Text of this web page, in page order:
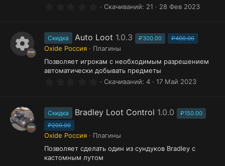
н
к
а
с
у
р
0
з
ё
з
д
Скачиваний 21 28 Фев 2023
н
к
а
Скидка Auto Loot 1.0.3 ₽300.00 ₽400.00
Oxide Россия
Плагины
Позволяет игрокам с необходимым разрешением
автоматически добывать предметы
0
з
в
з
Скачиваний 4 17 Май 2023
Скидка Bradley Loot Control 1.0.0
₽150.00
₽200.00
Oxide Россия
Плагины
Позволяет сделать один из сундуков Bradley с
кастомным лутом